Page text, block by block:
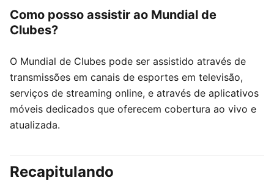
Como posso assistir ao Mundial de
Clubes?
O Mundial de Clubes pode ser assistido através de
transmissões em canais de esportes em televisão,
serviços de streaming online, e através de aplicativos
móveis dedicados que oferecem cobertura ao vivo e
atualizada.
Recapitulando